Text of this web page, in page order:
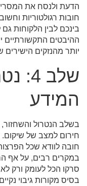
הדעת ולנסח את
חובות רגולטוריות
בינכם לבין הלקוחות
ההיבטים התקשורתיים
יותר מהנזקים
שלב
המידע
בשלב הנטרול
חירום למצב של
חובה לוודא שכל
במקרים רבים, על אף
סרקו הכל לעומק ורק
בסיס מקורות גיבוי